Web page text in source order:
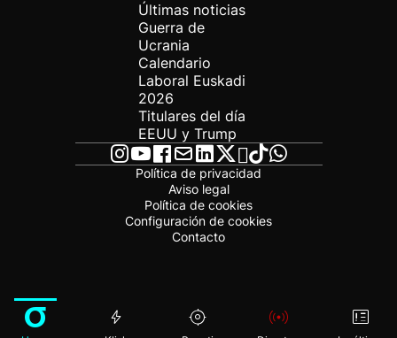
Últimas noticias
Guerra de
Ucrania
Calendario
Laboral Euskadi
2026
Titulares del día
EEUU y Trump
Política de privacidad
Aviso legal
Política de cookies
Configuración de cookies
Contacto